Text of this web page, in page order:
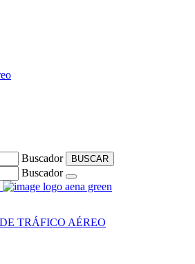
Buscador BUSCAR
Buscador
TRÁFICO AÉREO